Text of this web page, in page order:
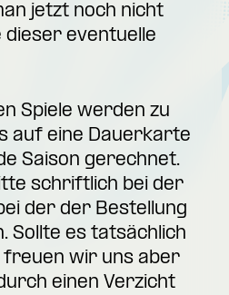
jetzt noch nicht
dieser eventuelle
Spiele werden zu
auf eine Dauerkarte
Saison gerechnet.
schriftlich bei der
der der Bestellung
Sollte es tatsächlich
freuen wir uns aber
einen Verzicht